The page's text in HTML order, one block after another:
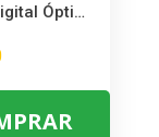
Cable Digital Óptico SPDIF 3m – Sonido de Alta Calidad sin Interferencias